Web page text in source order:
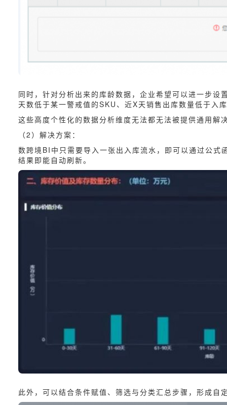
同时，针对分析出来的库龄数据，企业希望可以进一步
天数低于某一警戒值的SKU、近X天销售出库数量低于入
这些高度个性化的数据分析维度无法都无法被提供通用解
（2）解决方案：
数跨境BI中只需要导入一张出入库流水，即可以通过公
结果即能自动刷新。
此外，可以结合条件赋值、筛选与分类汇总步骤，形成